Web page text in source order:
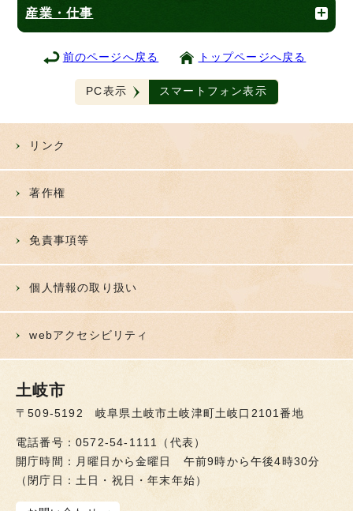
産業・仕事
前のページへ戻る トップページへ戻る
PC表示 スマートフォン表示
リンク
著作権
免責事項等
個人情報の取り扱い
webアクセシビリティ
土岐市
〒509-5192 岐阜県土岐市土岐津町土岐口2101番地
電話番号：0572-54-1111（代表）
開庁時間：月曜日から金曜日 午前9時から午後4時30分
（閉庁日：土日・祝日・年末年始）